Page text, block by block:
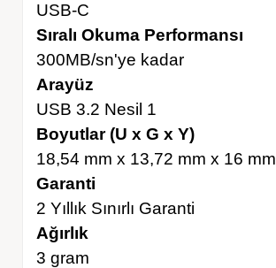
USB-C
Sıralı Okuma Performansı
300MB/sn'ye kadar
Arayüz
USB 3.2 Nesil 1
Boyutlar (U x G x Y)
18,54 mm x 13,72 mm x 16 mm
Garanti
2 Yıllık Sınırlı Garanti
Ağırlık
3 gram